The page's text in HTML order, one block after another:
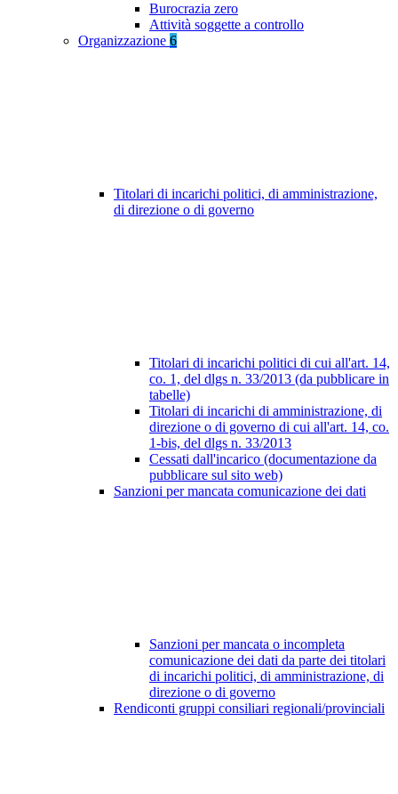
Burocrazia zero
Attività soggette a controllo
Organizzazione 6
Titolari di incarichi politici, di amministrazione,
di direzione o di governo
Titolari di incarichi politici di cui all'art. 14,
co. 1, del dlgs n. 33/2013 (da pubblicare in
tabelle)
Titolari di incarichi di amministrazione, di
direzione o di governo di cui all'art. 14, co.
1-bis, del dlgs n. 33/2013
Cessati dall'incarico (documentazione da
pubblicare sul sito web)
Sanzioni per mancata comunicazione dei dati
Sanzioni per mancata o incompleta
comunicazione dei dati da parte dei titolari
di incarichi politici, di amministrazione, di
direzione o di governo
Rendiconti gruppi consiliari regionali/provinciali